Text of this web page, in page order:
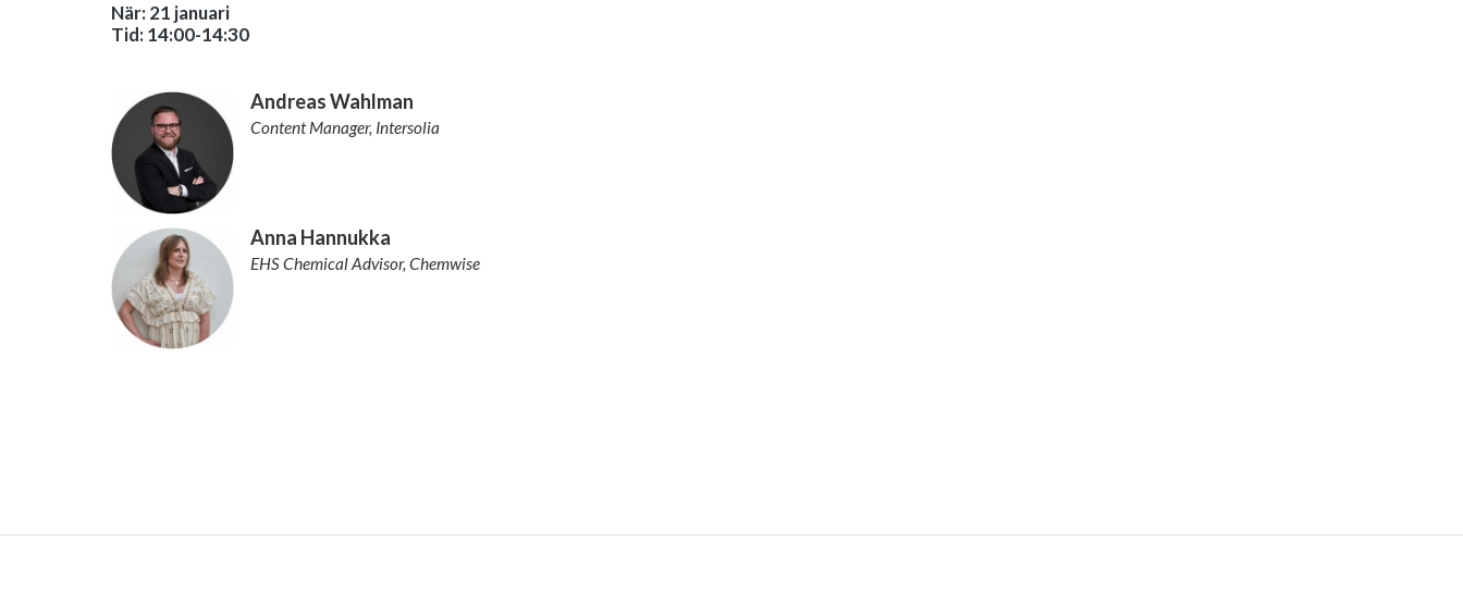
När: 21 januari
Tid: 14:00-14:30
Andreas Wahlman
Content Manager, Intersolia
Anna Hannukka
EHS Chemical Advisor, Chemwise